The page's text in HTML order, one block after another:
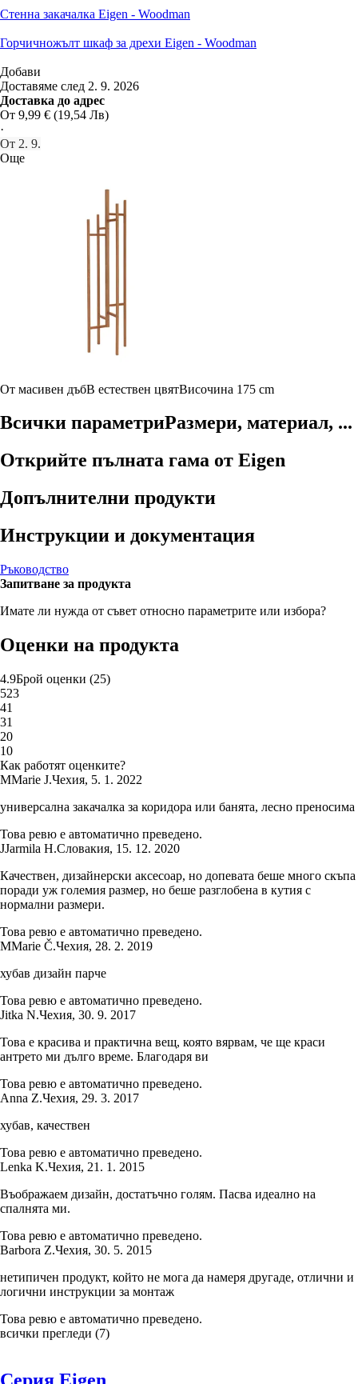
Стенна закачалка Eigen - Woodman
Горчичножълт шкаф за дрехи Eigen - Woodman
Добави
Доставяме след 2. 9. 2026
Доставка до адрес
От 9,99 € (19,54 Лв)
·
От 2. 9.
Още
От масивен дъбВ естествен цвятВисочина 175 cm
Всички параметриРазмери, материал, ...
Открийте пълната гама от Eigen
Допълнителни продукти
Инструкции и документация
Ръководство
Запитване за продукта
Имате ли нужда от съвет относно параметрите или избора?
Оценки на продукта
4.9Брой оценки (25)
523
41
31
20
10
Как работят оценките?
MMarie J.Чехия, 5. 1. 2022
универсална закачалка за коридора или банята, лесно преносима
Това ревю е автоматично преведено.
JJarmila H.Словакия, 15. 12. 2020
Качествен, дизайнерски аксесоар, но допевата беше много скъпа
поради уж големия размер, но беше разглобена в кутия с
нормални размери.
Това ревю е автоматично преведено.
MMarie Č.Чехия, 28. 2. 2019
хубав дизайн парче
Това ревю е автоматично преведено.
Jitka N.Чехия, 30. 9. 2017
Това е красива и практична вещ, която вярвам, че ще краси
антрето ми дълго време. Благодаря ви
Това ревю е автоматично преведено.
Anna Z.Чехия, 29. 3. 2017
хубав, качествен
Това ревю е автоматично преведено.
Lenka K.Чехия, 21. 1. 2015
Въображаем дизайн, достатъчно голям. Пасва идеално на
спалнята ми.
Това ревю е автоматично преведено.
Barbora Z.Чехия, 30. 5. 2015
нетипичен продукт, който не мога да намеря другаде, отлични и
логични инструкции за монтаж
Това ревю е автоматично преведено.
всички прегледи (7)
Серия Eigen